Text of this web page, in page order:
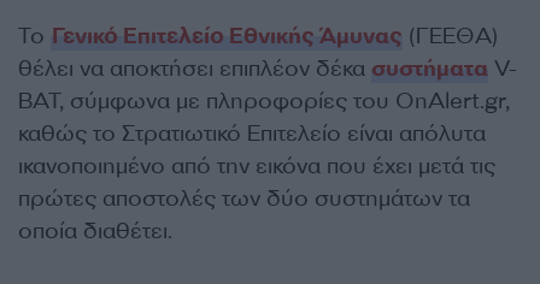
Το Γενικό Επιτελείο Εθνικής Άμυνας (ΓΕΕΘΑ)
θέλει να αποκτήσει επιπλέον δέκα συστήματα V-
BAT, σύμφωνα με πληροφορίες του OnAlert.gr,
καθώς το Στρατιωτικό Επιτελείο είναι απόλυτα
ικανοποιημένο από την εικόνα που έχει μετά τις
πρώτες αποστολές των δύο συστημάτων τα
οποία διαθέτει.